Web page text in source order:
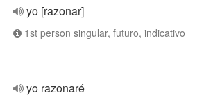
yo [razonar]
1st person singular, futuro, indicativo
yo razonaré